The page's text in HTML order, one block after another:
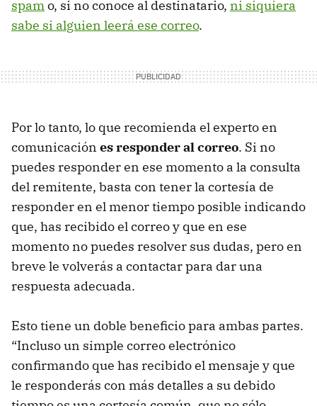
spamo, si no conoce al destinatario, ni siquiera
sabe si alguien leerá ese correo.
Por lo tanto, lo que recomienda el experto en
comunicación es responder al correo. Si no
puedes responder en ese momento a la consulta
del remitente, basta con tener la cortesía de
responder en el menor tiempo posible indicando
que, has recibido el correo y que en ese
momento no puedes resolver sus dudas, pero en
breve le volverás a contactar para dar una
respuesta adecuada.
Esto tiene un doble beneficio para ambas partes.
“Incluso un simple correo electrónico
confirmando que has recibido el mensaje y que
le responderás con más detalles a su debido